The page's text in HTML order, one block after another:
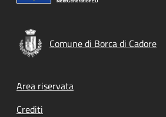
Comune di Borca di Cadore
Footer menu
Area riservata
Crediti